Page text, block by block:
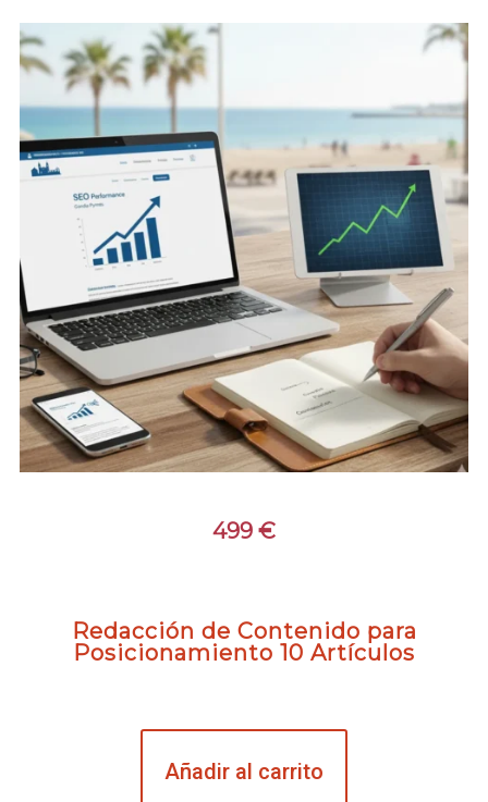
499 €
Redacción de Contenido para
Posicionamiento 10 Artículos
Añadir al carrito